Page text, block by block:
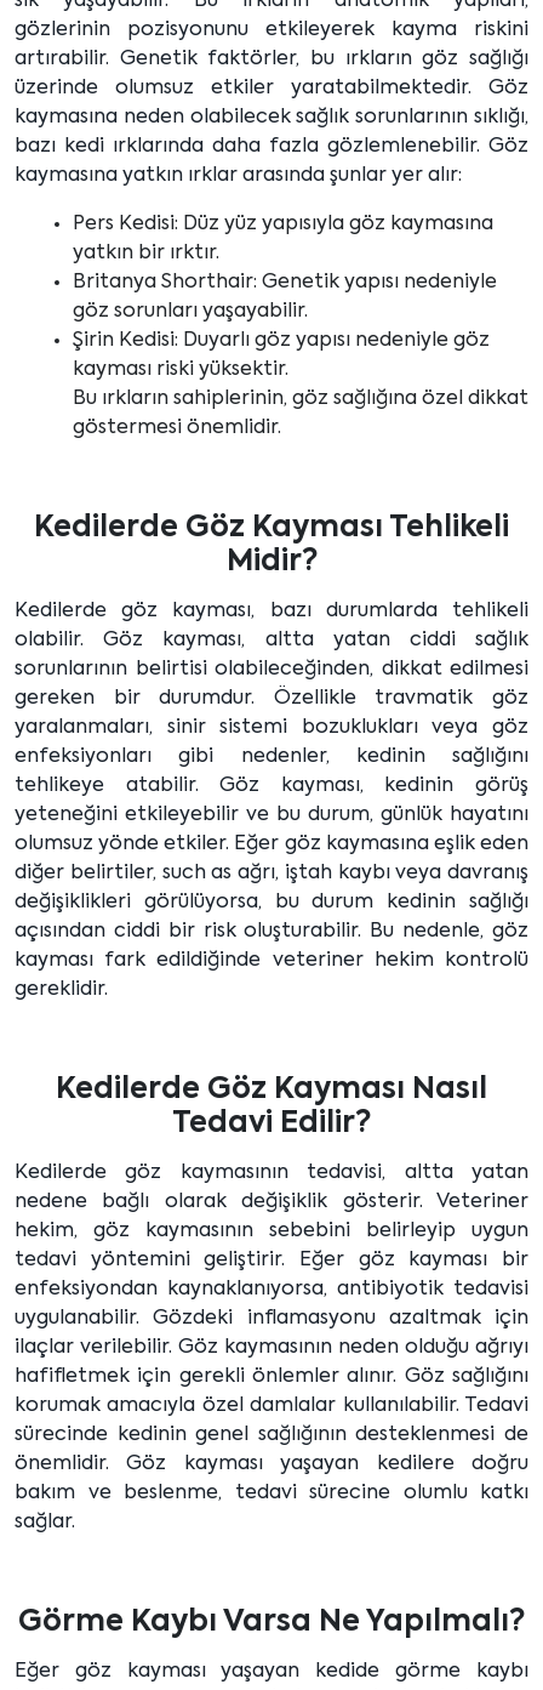
gözlerinin pozisyonunu etkileyerek kayma riskini
artırabilir. Genetik faktörler, bu ırkların göz sağlığı
üzerinde olumsuz etkiler yaratabilmektedir. Göz
kaymasına neden olabilecek sağlık sorunlarının sıklığı,
bazı kedi ırklarında daha fazla gözlemlenebilir. Göz
kaymasına yatkın ırklar arasında şunlar yer alır:
Pers Kedisi: Düz yüz yapısıyla göz kaymasına
yatkın bir ırktır.
Britanya Shorthair: Genetik yapısı nedeniyle
göz sorunları yaşayabilir.
Şirin Kedisi: Duyarlı göz yapısı nedeniyle göz
kayması riski yüksektir.
Bu ırkların sahiplerinin, göz sağlığına özel dikkat
göstermesi önemlidir.
Kedilerde Göz Kayması Tehlikeli
Midir?
Kedilerde göz kayması, bazı durumlarda tehlikeli
olabilir. Göz kayması, altta yatan ciddi sağlık
sorunlarının belirtisi olabileceğinden, dikkat edilmesi
gereken bir durumdur. Özellikle travmatik göz
yaralanmaları, sinir sistemi bozuklukları veya göz
enfeksiyonları gibi nedenler, kedinin sağlığını
tehlikeye atabilir. Göz kayması, kedinin görüş
yeteneğini etkileyebilir ve bu durum, günlük hayatını
olumsuz yönde etkiler. Eğer göz kaymasına eşlik eden
diğer belirtiler, such as ağrı, iştah kaybı veya davranış
değişiklikleri görülüyorsa, bu durum kedinin sağlığı
açısından ciddi bir risk oluşturabilir. Bu nedenle, göz
kayması fark edildiğinde veteriner hekim kontrolü
gereklidir.
Kedilerde Göz Kayması Nasıl
Tedavi Edilir?
Kedilerde göz kaymasının tedavisi, altta yatan
nedene bağlı olarak değişiklik gösterir. Veteriner
hekim, göz kaymasının sebebini belirleyip uygun
tedavi yöntemini geliştirir. Eğer göz kayması bir
enfeksiyondan kaynaklanıyorsa, antibiyotik tedavisi
uygulanabilir. Gözdeki inflamasyonu azaltmak için
ilaçlar verilebilir. Göz kaymasının neden olduğu ağrıyı
hafifletmek için gerekli önlemler alınır. Göz sağlığını
korumak amacıyla özel damlalar kullanılabilir. Tedavi
sürecinde kedinin genel sağlığının desteklenmesi de
önemlidir. Göz kayması yaşayan kedilere doğru
bakım ve beslenme, tedavi sürecine olumlu katkı
sağlar.
Görme Kaybı Varsa Ne Yapılmalı?
Eğer göz kayması yaşayan kedide görme kaybı